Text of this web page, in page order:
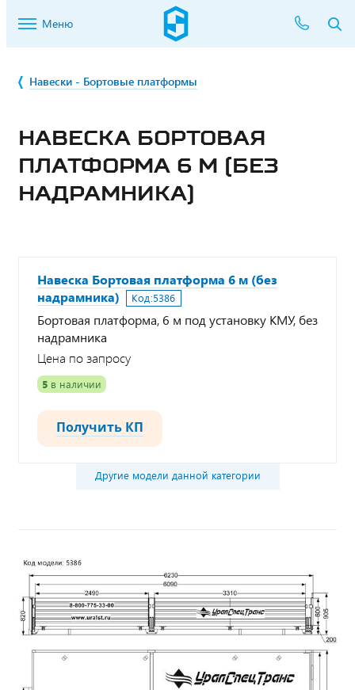
Меню
Навески - Бортовые платформы
НАВЕСКА БОРТОВАЯ
ПЛАТФОРМА 6 М (БЕЗ
НАДРАМНИКА)
Навеска Бортовая платформа 6 м (без
надрамника)
Код:5386
Бортовая платформа, 6 м под установку КМУ, без
надрамника
Цена по запросу
5 в наличии
Получить КП
Другие модели данной категории